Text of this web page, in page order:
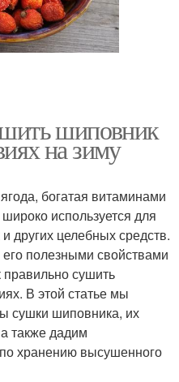
шиповник
на зиму
богатая витаминами
используется для
других целебных средств.
полезными свойствами
правильно сушить
В этой статье мы
сушки шиповника, их
также дадим
хранению высушенного